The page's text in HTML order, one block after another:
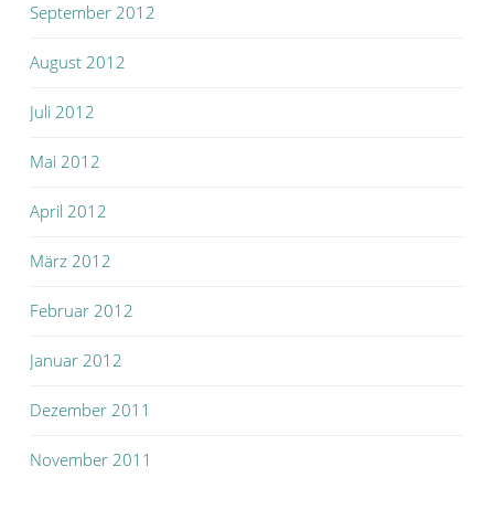
September 2012
August 2012
Juli 2012
Mai 2012
April 2012
März 2012
Februar 2012
Januar 2012
Dezember 2011
November 2011